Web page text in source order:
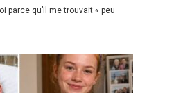
parce qu’il me trouvait « peu